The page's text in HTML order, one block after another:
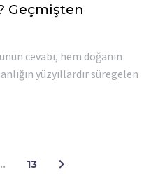
Geçmişten
cevabı, hem doğanın
yüzyıllardır süregelen
13